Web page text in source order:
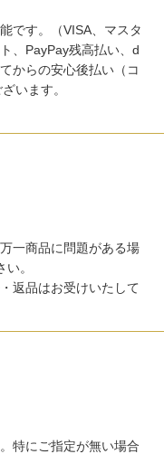
です。（VISA、マスタ
、PayPay残高払い、d
からの安心後払い（コ
います。
一商品に問題がある場
。
返品はお受けいたして
特にご指定が無い場合